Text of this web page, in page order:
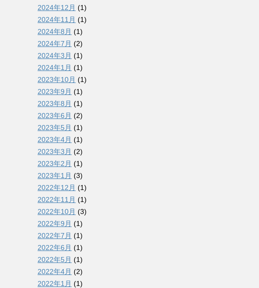
2024年12月 (1)
2024年11月 (1)
2024年8月 (1)
2024年7月 (2)
2024年3月 (1)
2024年1月 (1)
2023年10月 (1)
2023年9月 (1)
2023年8月 (1)
2023年6月 (2)
2023年5月 (1)
2023年4月 (1)
2023年3月 (2)
2023年2月 (1)
2023年1月 (3)
2022年12月 (1)
2022年11月 (1)
2022年10月 (3)
2022年9月 (1)
2022年7月 (1)
2022年6月 (1)
2022年5月 (1)
2022年4月 (2)
2022年1月 (1)